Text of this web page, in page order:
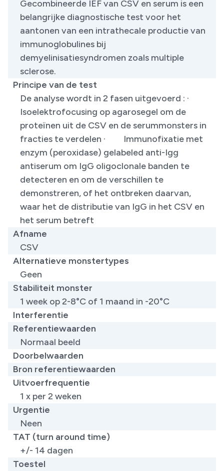
Gecombineerde IEF van CSV en serum is een
belangrijke diagnostische test voor het
aantonen van een intrathecale productie van
immunoglobulines bij
demyelinisatiesyndromen zoals multiple
sclerose.
Principe van de test
De analyse wordt in 2 fasen uitgevoerd : ·
Isoelektrofocusing op agarosegel om de
proteïnen uit de CSV en de serummonsters in
fracties te verdelen · Immunofixatie met
enzym (peroxidase) gelabeled anti-Igg
antiserum om IgG oligoclonale banden te
detecteren en om de verschillen te
demonstreren, of het ontbreken daarvan,
waar het de distributie van IgG in het CSV en
het serum betreft
Afname
CSV
Alternatieve monstertypes
Geen
Stabiliteit monster
1 week op 2-8°C of 1 maand in -20°C
Interferentie
Referentiewaarden
Normaal beeld
Doorbelwaarden
Bron referentiewaarden
Uitvoerfrequentie
1 x per 2 weken
Urgentie
Neen
TAT (turn around time)
+/- 14 dagen
Toestel